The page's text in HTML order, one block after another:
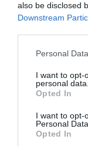
also be disclosed
Downstream
Please note that
not limited to
grant or deny
use your data for
consent section.
Personal
I want to opt-
personal data.
Opted In
I want to opt-
Personal Data.
Opted In